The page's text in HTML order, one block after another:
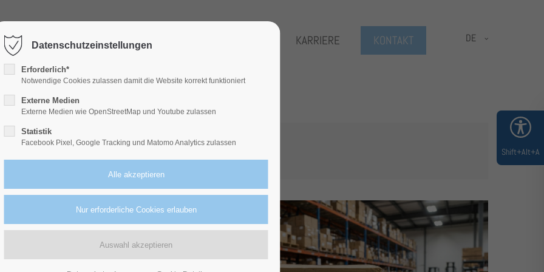
dolor sit amet:
support for our customers
8:00am - 5:00pm
(GMT +1)
Get in touch
376-293 City Road, Suite 600
Have any questions?
Drop us a line
info@yourdomain.com
About us
Donec quam felis, ultricies nec.
DE
SERVICE UNTERNEHMEN KARRIERE KONTAKT
Diese
Juli 2026
Shift+Alt+A
Datenschutzeinstellungen
Erforderlich*
Notwendige Cookies zulassen damit die Website korrekt funktioniert
Externe Medien
Externe Medien wie OpenStreetMap und Youtube zulassen
Statistik
Facebook Pixel, Google Tracking und Matomo Analytics zulassen